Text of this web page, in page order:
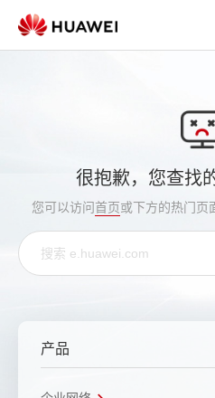
很抱歉，您查找
您可以访问首页或下方的热门页
产品